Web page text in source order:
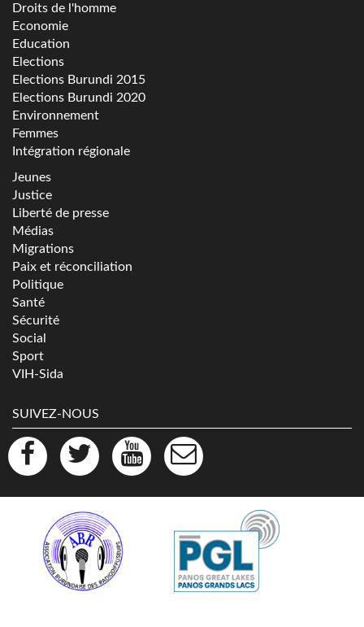
Droits de l'homme
Economie
Education
Elections
Elections Burundi 2015
Elections Burundi 2020
Environnement
Femmes
Intégration régionale
Jeunes
Justice
Liberté de presse
Médias
Migrations
Paix et réconciliation
Politique
Santé
Sécurité
Social
Sport
VIH-Sida
SUIVEZ-NOUS